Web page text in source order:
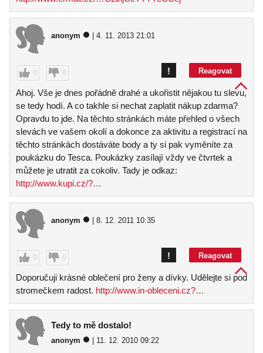
anonym | 4. 11. 2013 21:01
0 0 Reagovat
!
Ahoj. Vše je dnes pořádně drahé a ukořistit nějakou tu slevu,
se tedy hodí. A co takhle si nechat zaplatit nákup zdarma?
Opravdu to jde. Na těchto stránkách máte přehled o všech
slevách ve vašem okolí a dokonce za aktivitu a registrací na
těchto stránkách dostáváte body a ty si pak vyměníte za
poukázku do Tesca. Poukázky zasílají vždy ve čtvrtek a
můžete je utratit za cokoliv. Tady je odkaz:
http://www.kupi.cz/?…
anonym | 8. 12. 2011 10:35
0 0 Reagovat
!
Doporučuji krásné oblečení pro ženy a dívky. Udělejte si pod
stromečkem radost. http://www.in-obleceni.cz?…
Tedy to mě dostalo!
anonym | 11. 12. 2010 09:22